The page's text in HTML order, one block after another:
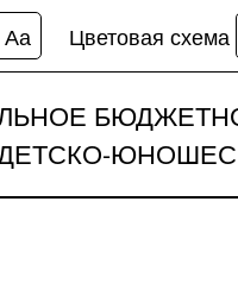
Аа Цветовая схема